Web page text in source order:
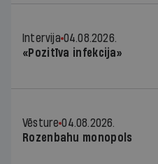
Intervija 04.08.2026.
«Pozitīva infekcija»
Vēsture 04.08.2026.
Rozenbahu monopols